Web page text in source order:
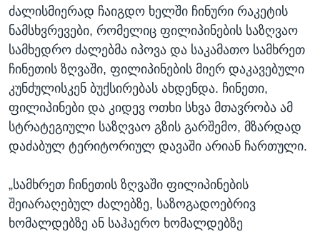
ძალისმიერად ჩაიგდო ხელში ჩინური რაკეტის
ნამსხვრევები, რომელიც ფილიპინების საზღვაო
სამხედრო ძალებმა იპოვა და საკამათო სამხრეთ
ჩინეთის ზღვაში, ფილიპინების მიერ დაკავებული
კუნძულისკენ ბუქსირებას ახდენდა. ჩინეთი,
ფილიპინები და კიდევ ოთხი სხვა მთავრობა ამ
სტრატეგიული საზღვაო გზის გარშემო, მზარდად
დაძაბულ ტერიტორიულ დავაში არიან ჩართული.
„სამხრეთ ჩინეთის ზღვაში ფილიპინების
შეიარაღებულ ძალებზე, საზოგადოებრივ
ხომალდებზე ან საჰაერო ხომალდებზე